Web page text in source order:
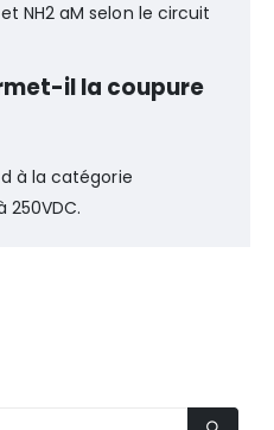
NH2 aM selon le circuit
il la coupure
à la catégorie
250VDC.